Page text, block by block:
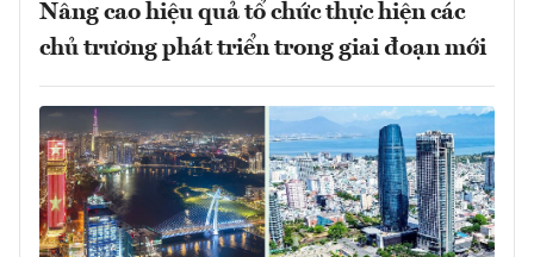
Nâng cao hiệu quả tổ chức thực hiện các
chủ trương phát triển trong giai đoạn mới